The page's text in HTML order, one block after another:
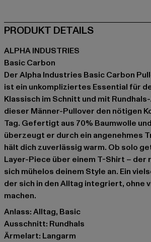
PRODUKT DETAILS
ALPHA INDUSTRIES
Basic Carbon
Der Alpha Industries Basic Carbon
ist ein unkompliziertes Essential für
Klassisch im Schnitt und mit
dieser Männer-Pullover den nötigen
Tag. Gefertigt aus 70% Baumwolle
überzeugt er durch ein angenehmes
hält dich zuverlässig warm. Ob solo
Layer-Piece über einem T-Shirt – der
sich mühelos deinem Style an. Ein
der sich in den Alltag integriert, ohne
machen.
Anlass: Alltag, Basic
Ausschnitt: Rundhals
Ärmelart: Langarm